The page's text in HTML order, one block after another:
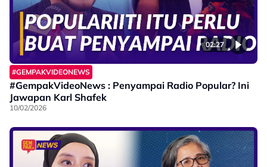
02:27
#GEMPAKVIDEONEWS
#GempakVideoNews : Penyampai Radio Popular? Ini
Jawapan Karl Shafek
10/02/2026